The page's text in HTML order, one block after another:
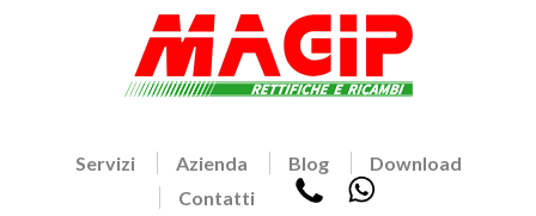
Servizi Azienda Blog
Download
Contatti